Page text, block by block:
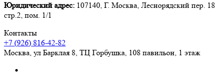
Юридический адрес: 107140, Г. Москва, Леснорядский пер. 18
стр.2, пом. 1/1
Контакты
+7 (926) 816-42-82
Москва, ул Барклая 8, ТЦ Горбушка, 108 павильон, 1 этаж